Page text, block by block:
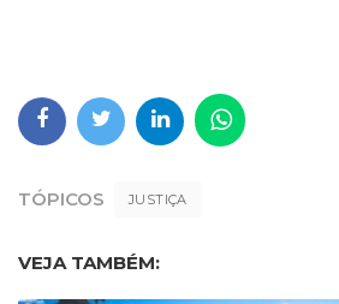
TÓPICOS JUSTIÇA
VEJA TAMBÉM: